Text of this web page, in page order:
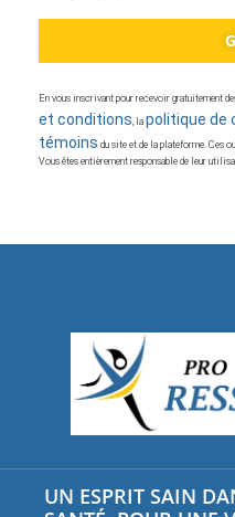
En vous inscrivant pour recevoir gratuitement
et conditions, la politique de
témoins du site et de la plateforme. Ces
Vous êtes entièrement responsable de leur
UN ESPRIT SAIN